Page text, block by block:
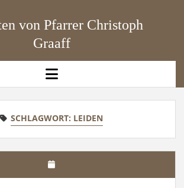
von Pfarrer Christoph
Graaff
open
menu
SCHLAGWORT: LEIDEN